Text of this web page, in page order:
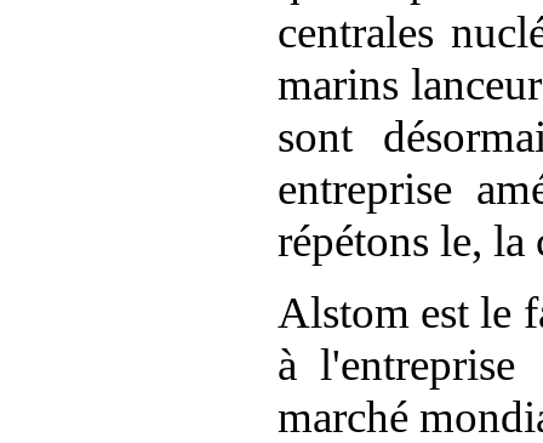
centrales
marins
sont
entreprise
répétons le, la
Alstom est le
à l'entreprise
marché